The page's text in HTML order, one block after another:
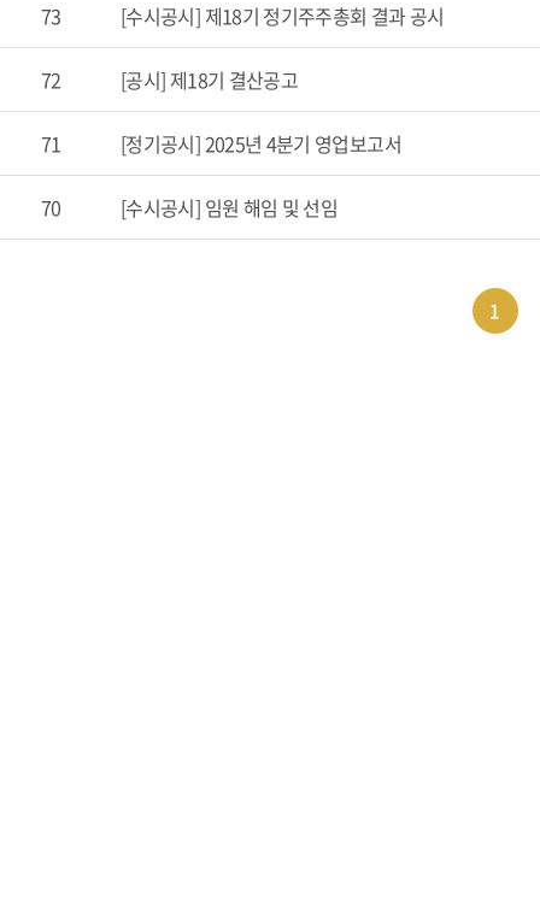
73 [수시공시] 제18기 정기주주총회 결과 공시
72 [공시] 제18기 결산공고
71 [정기공시] 2025년 4분기 영업보고서
70 [수시공시] 임원 해임 및 선임
1